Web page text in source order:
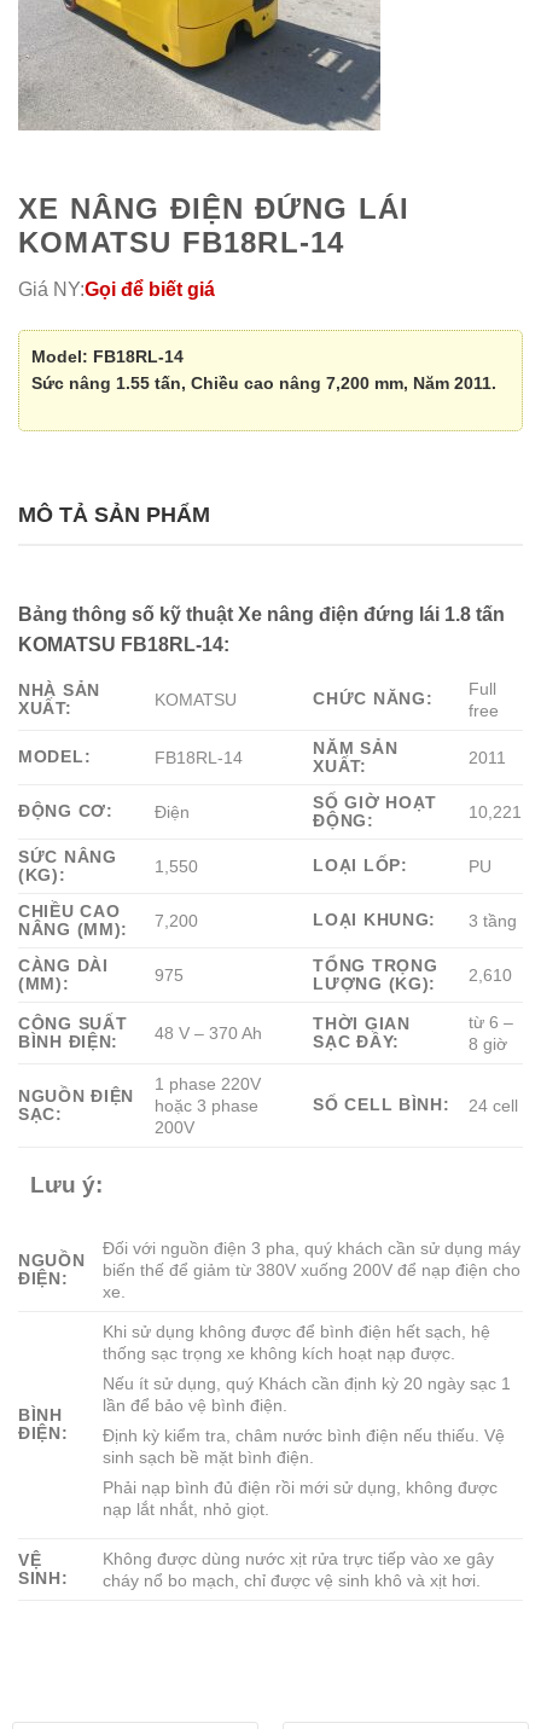
XE NÂNG ĐIỆN ĐỨNG LÁI
KOMATSU FB18RL-14
Giá NY:Gọi để biết giá
Model: FB18RL-14
Sức nâng 1.55 tấn, Chiều cao nâng 7,200 mm, Năm 2011.
MÔ TẢ SẢN PHẨM
Bảng thông số kỹ thuật Xe nâng điện đứng lái 1.8 tấn
KOMATSU FB18RL-14:
NHÀ SẢN
XUẤT:
KOMATSU CHỨC NĂNG:
Full
free
MODEL: FB18RL-14
NĂM SẢN
XUẤT:
2011
ĐỘNG CƠ: Điện
SỐ GIỜ HOẠT
ĐỘNG:
10,221
SỨC NÂNG
(KG):
1,550 LOẠI LỐP: PU
CHIỀU CAO
NÂNG (MM):
7,200 LOẠI KHUNG: 3 tầng
CÀNG DÀI
(MM):
975
TỔNG TRỌNG
LƯỢNG (KG):
2,610
CÔNG SUẤT
BÌNH ĐIỆN:
48 V – 370 Ah
THỜI GIAN
SẠC ĐẦY:
từ 6 –
8 giờ
NGUỒN ĐIỆN
SẠC:
1 phase 220V
hoặc 3 phase
200V
SỐ CELL BÌNH: 24 cell
Lưu ý:
NGUỒN
ĐIỆN:
Đối với nguồn điện 3 pha, quý khách cần sử dụng máy
biến thế để giảm từ 380V xuống 200V để nạp điện cho
xe.
BÌNH
ĐIỆN:
Khi sử dụng không được để bình điện hết sạch, hệ
thống sạc trọng xe không kích hoạt nạp được.
Nếu ít sử dụng, quý Khách cần định kỳ 20 ngày sạc 1
lần để bảo vệ bình điện.
Định kỳ kiểm tra, châm nước bình điện nếu thiếu. Vệ
sinh sạch bề mặt bình điện.
Phải nạp bình đủ điện rồi mới sử dụng, không được
nạp lắt nhắt, nhỏ giọt.
VỆ
SINH:
Không được dùng nước xịt rửa trực tiếp vào xe gây
cháy nổ bo mạch, chỉ được vệ sinh khô và xịt hơi.